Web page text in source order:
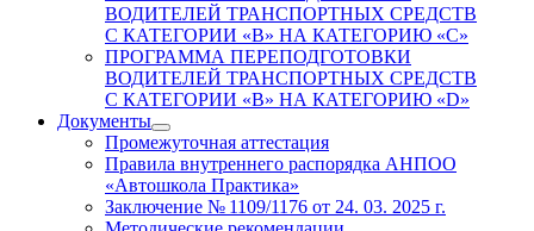
ВОДИТЕЛЕЙ ТРАНСПОРТНЫХ СРЕДСТВ
С КАТЕГОРИИ «B» НА КАТЕГОРИЮ «C»
ПРОГРАММА ПЕРЕПОДГОТОВКИ
ВОДИТЕЛЕЙ ТРАНСПОРТНЫХ СРЕДСТВ
С КАТЕГОРИИ «B» НА КАТЕГОРИЮ «D»
Документы
Промежуточная аттестация
Правила внутреннего распорядка АНПОО
«Автошкола Практика»
Заключение № 1109/1176 от 24. 03. 2025 г.